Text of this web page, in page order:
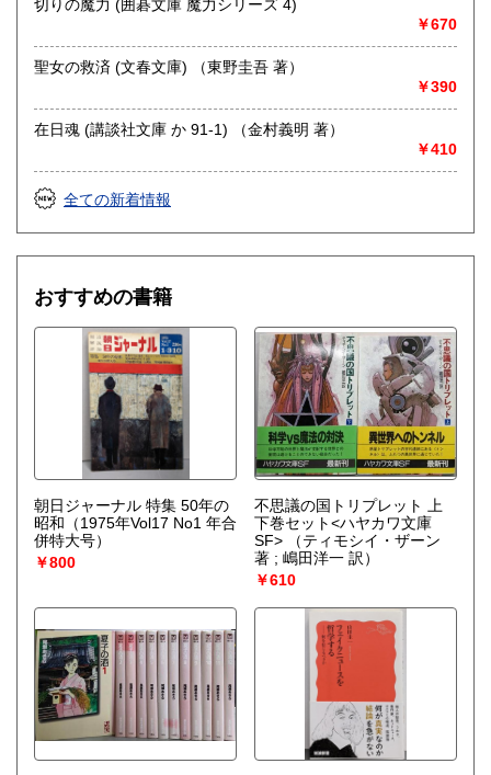
切りの魔力 (囲碁文庫 魔力シリーズ 4)
￥670
聖女の救済 (文春文庫) （東野圭吾 著）
￥390
在日魂 (講談社文庫 か 91-1) （金村義明 著）
￥410
全ての新着情報
おすすめの書籍
朝日ジャーナル 特集 50年の
昭和（1975年Vol17 No1 年合
併特大号）
￥800
不思議の国トリプレット 上
下巻セット<ハヤカワ文庫
SF>
（ティモシイ・ザーン
著 ; 嶋田洋一 訳）
￥610